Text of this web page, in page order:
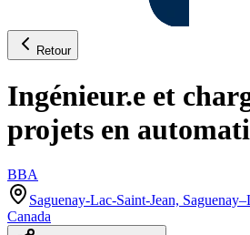
Retour
Ingénieur.e et
projets en
BBA
Saguenay-Lac-Saint-Jean,
Canada